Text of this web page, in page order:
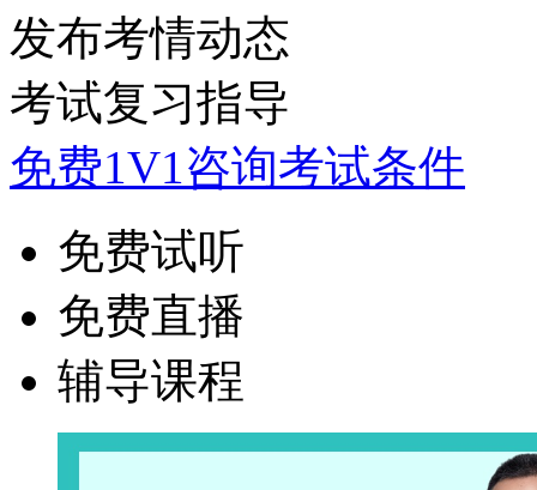
发布考情动态
考试复习指导
免费1V1咨询考试条件
免费试听
免费直播
辅导课程